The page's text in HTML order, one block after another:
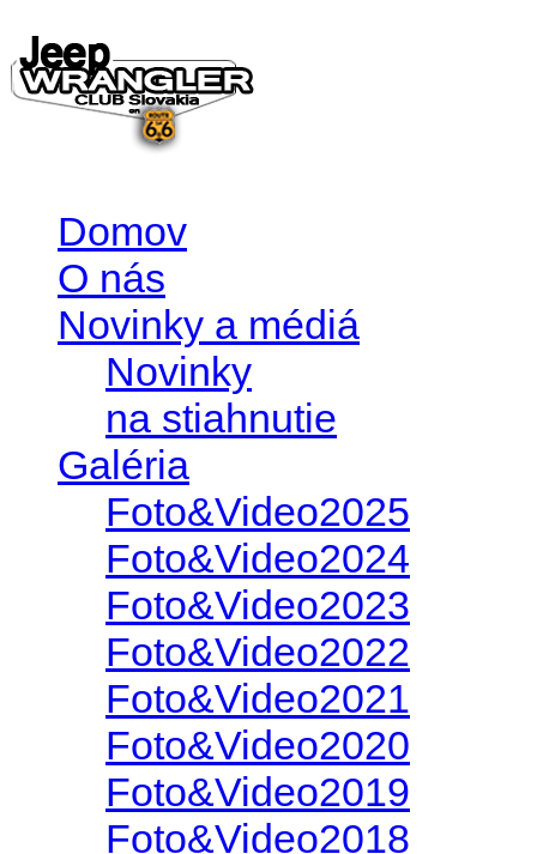
Domov
O nás
Novinky a médiá
Novinky
na stiahnutie
Galéria
Foto&Video2025
Foto&Video2024
Foto&Video2023
Foto&Video2022
Foto&Video2021
Foto&Video2020
Foto&Video2019
Foto&Video2018